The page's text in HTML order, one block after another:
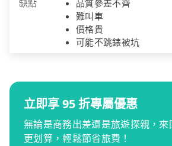
缺點
品質參差不齊
難叫車
價格貴
可能不跳錶被坑
立即享 95 折專屬優惠
無論是商務出差還是旅遊探親，
更划算，輕鬆節省旅費！